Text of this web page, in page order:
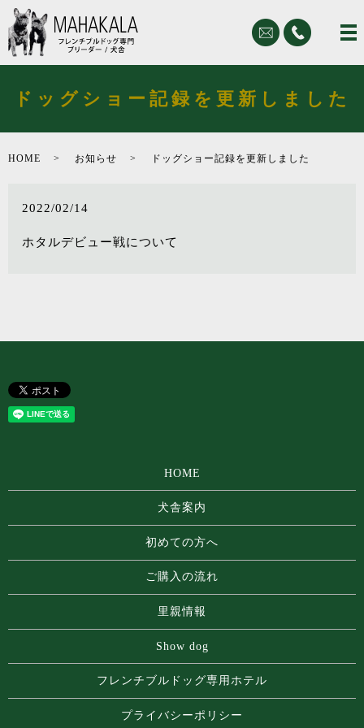
ドッグショー記録を更新しました
HOME お知らせ ドッグショー記録を更新しました
2022/02/14
ホタルデビュー戦について
HOME
犬舎案内
初めての方へ
ご購入の流れ
里親情報
Show dog
フレンチブルドッグ専⽤ホテル
プライバシーポリシー